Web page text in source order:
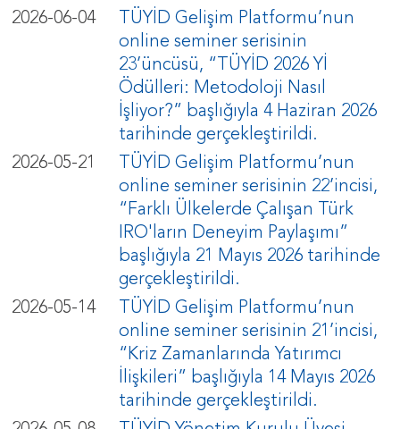
2026-06-04
TÜYİD Gelişim Platformu’nun
online seminer serisinin
23’üncüsü, “TÜYİD 2026 Yİ
Ödülleri: Metodoloji Nasıl
İşliyor?” başlığıyla 4 Haziran 2026
tarihinde gerçekleştirildi.
2026-05-21
TÜYİD Gelişim Platformu’nun
online seminer serisinin 22’incisi,
“Farklı Ülkelerde Çalışan Türk
IRO'ların Deneyim Paylaşımı”
başlığıyla 21 Mayıs 2026 tarihinde
gerçekleştirildi.
2026-05-14
TÜYİD Gelişim Platformu’nun
online seminer serisinin 21’incisi,
“Kriz Zamanlarında Yatırımcı
İlişkileri” başlığıyla 14 Mayıs 2026
tarihinde gerçekleştirildi.